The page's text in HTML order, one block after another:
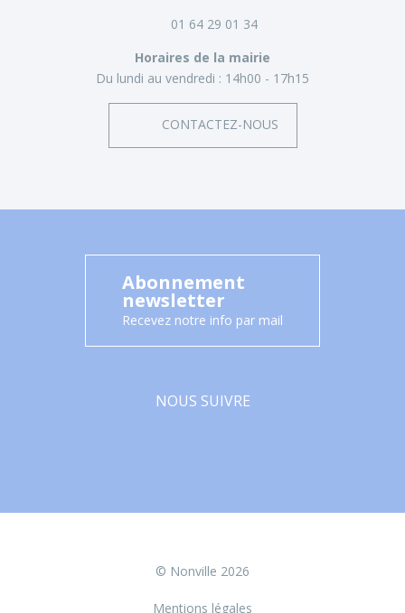
01 64 29 01 34
Horaires de la mairie
Du lundi au vendredi : 14h00 - 17h15
CONTACTEZ-NOUS
Abonnement
newsletter
Recevez notre info par mail
NOUS SUIVRE
© Nonville 2026
Mentions légales